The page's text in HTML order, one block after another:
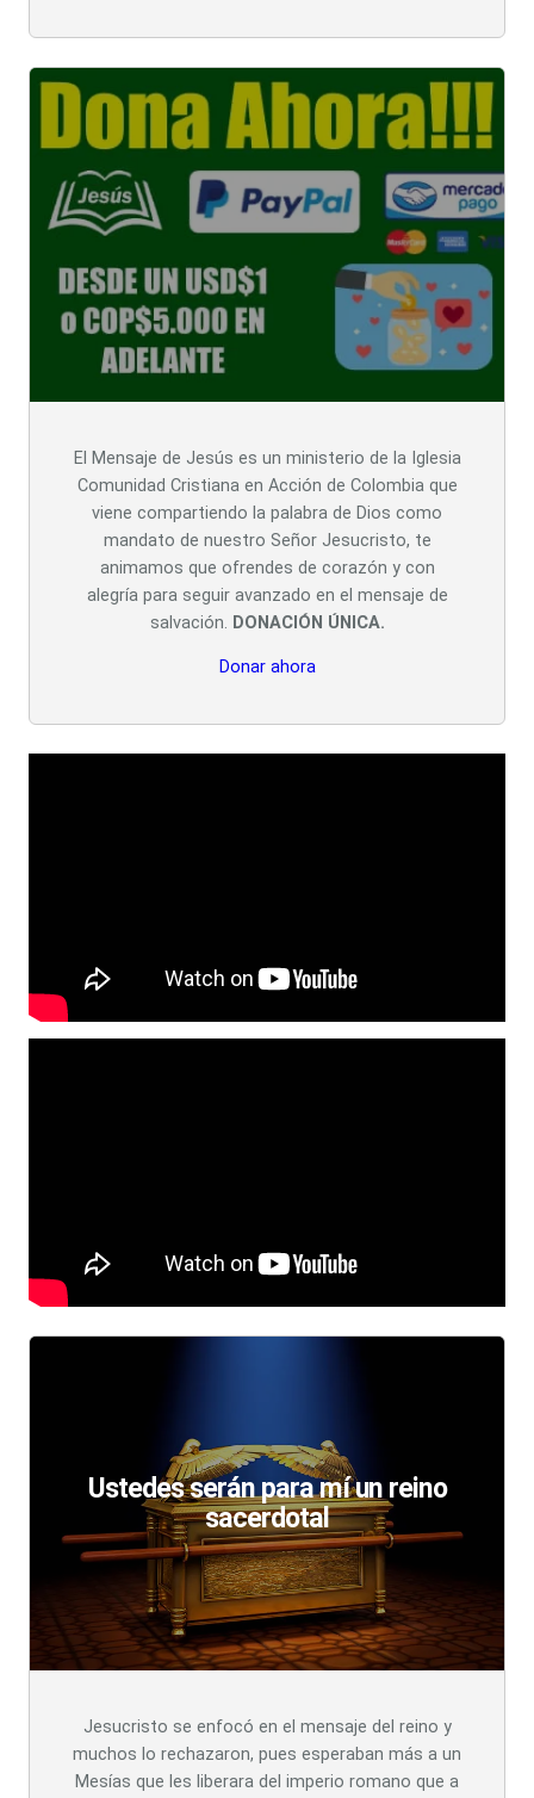
El Mensaje de Jesús es un ministerio de la Iglesia
Comunidad Cristiana en Acción de Colombia que
viene compartiendo la palabra de Dios como
mandato de nuestro Señor Jesucristo, te
animamos que ofrendes de corazón y con
alegría para seguir avanzado en el mensaje de
salvación. DONACIÓN ÚNICA.
Donar ahora
Ustedes serán para mí un reino
sacerdotal
Jesucristo se enfocó en el mensaje del reino y
muchos lo rechazaron, pues esperaban más a un
Mesías que les liberara del imperio romano que a